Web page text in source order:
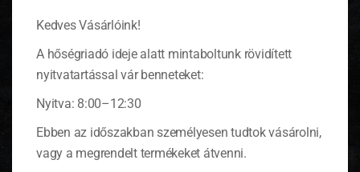
olívaolajat, adjuk hozzá a felszeletelt fokhagymát,
majd forrósítsuk rövid ideig. Ha már sistereg a
paradicsomot, adjuk hozzá az olajbogyót, a
Ízesítsük sóval, darált borssal és felcsíkozott
bazsalikomlevéllel. Forraljuk pár percig, míg a
Kedves Vásárlóink!
A hőségriadó ideje alatt mintaboltunk rövidített
nyitvatartással vár benneteket:
Nyitva: 8:00–12:30
Ebben az időszakban személyesen tudtok vásárolni,
vagy a megrendelt termékeket átvenni.